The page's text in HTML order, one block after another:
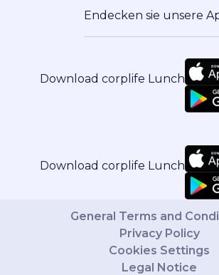
Endecken sie unsere
Download corplife Lunch
Download corplife Lunch
General Terms and
Privacy Policy
Cookies Settings
Legal Notice